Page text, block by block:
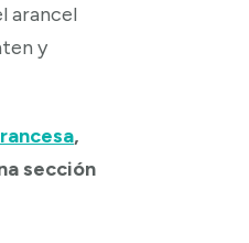
arancel
y
,
sección